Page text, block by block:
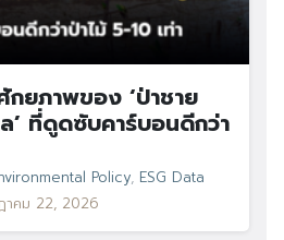
ยภาพของ ‘ป่าชาย
’ ที่ดูดซับคาร์บอนดีกว่า
Policy, ESG Data
าคม 22, 2026